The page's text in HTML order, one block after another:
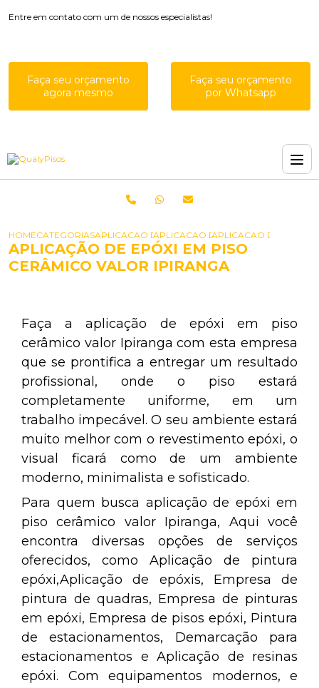
Entre em contato com um de nossos especialistas!
Faça seu orçamento
agora mesmo
Faça seu orçamento
por Whatsapp
HOMECATEGORIASAPLICACAO DE EPOXISAPLICACAO DE VERNIZ EPOXI
APLICACAO DE EPOXI
APLICAÇÃO DE EPÓXI EM PISO
CERÂMICO VALOR IPIRANGA
Faça a aplicação de epóxi em piso
cerâmico valor Ipiranga com esta empresa
que se prontifica a entregar um resultado
profissional, onde o piso estará
completamente uniforme, em um
trabalho impecável. O seu ambiente estará
muito melhor com o revestimento epóxi, o
visual ficará como de um ambiente
moderno, minimalista e sofisticado.
Para quem busca aplicação de epóxi em
piso cerâmico valor Ipiranga, Aqui você
encontra diversas opções de serviços
oferecidos, como Aplicação de pintura
epóxi,Aplicação de epóxis, Empresa de
pintura de quadras, Empresa de pinturas
em epóxi, Empresa de pisos epóxi, Pintura
de estacionamentos, Demarcação para
estacionamentos e Aplicação de resinas
epóxi. Com equipamentos modernos, e